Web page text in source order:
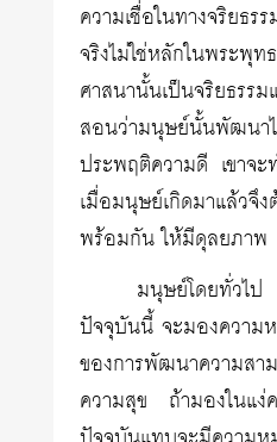
ความเชื่อในทางจริย
จริงไม่ใช่หลักในพร
ศาสนานั้นเป็นจริยธร
สอนว่ามนุษย์นั้นพัฒ
ประพฤติความดี เขาจ
เมื่อมนุษย์เกิดมาแล้วจึ
พร้อมกัน ให้มีดุลยภาพ
มนุษย์โดยทั่ว
ปัจจุบันนี้ จะมองความ
ของการพัฒนาความสา
ความสุข ถ้ามองในแ